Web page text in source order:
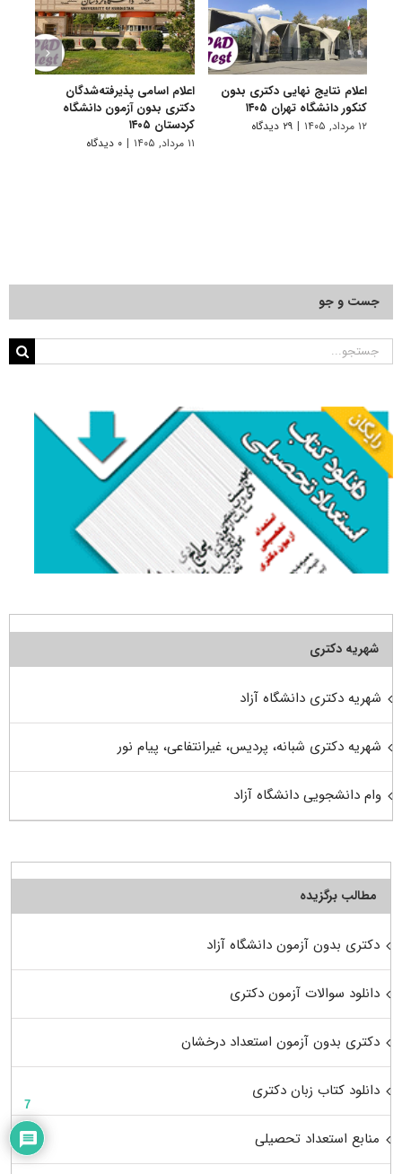
اعلام نتایج نهایی دکتری بدون
کنکور دانشگاه تهران ۱۴۰۵
۱۲ مرداد, ۱۴۰۵ | ۲۹ دیدگاه
اعلام اسامی پذیرفته‌شدگان
دکتری بدون آزمون دانشگاه
کردستان ۱۴۰۵
۱۱ مرداد, ۱۴۰۵ | ۰ دیدگاه
جست و جو
جستجو
شهریه دکتری
شهریه دکتری دانشگاه آزاد
شهریه دکتری شبانه، پردیس، غیرانتفاعی، پیام نور
وام دانشجویی دانشگاه آزاد
مطالب برگزیده
دکتری بدون آزمون دانشگاه آزاد
دانلود سوالات آزمون دکتری
دکتری بدون آزمون استعداد درخشان
دانلود کتاب زبان دکتری
منابع استعداد تحصیلی
7